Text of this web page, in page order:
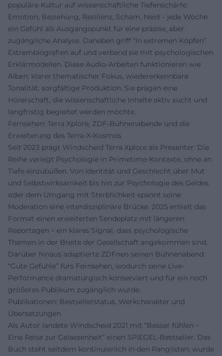
populäre Kultur auf wissenschaftliche Tiefenschärfe:
Emotion, Beziehung, Resilienz, Scham, Neid – jede Woche
ein Gefühl als Ausgangspunkt für eine präzise, aber
zugängliche Analyse. Daneben griff “In extremen Köpfen”
Extrembiografien auf und verband sie mit psychologischen
Erklärmodellen. Diese Audio-Arbeiten funktionieren wie
Alben: klarer thematischer Fokus, wiedererkennbare
Tonalität, sorgfältige Produktion. Sie prägen eine
Hörerschaft, die wissenschaftliche Inhalte aktiv sucht und
langfristig begleitet werden möchte.
Fernsehen: Terra Xplore, ZDF-Bühnenabende und die
Erweiterung des Terra-X-Kosmos
Seit 2023 prägt Windscheid Terra Xplore als Presenter: Die
Reihe verlegt Psychologie in Primetime-Kontexte, ohne an
Tiefe einzubüßen. Von Identität und Geschlecht über Mut
und Selbstwirksamkeit bis hin zur Psychologie des Geldes
oder dem Umgang mit Sterblichkeit spannt seine
Moderation eine interdisziplinäre Brücke. 2025 erhielt das
Format einen erweiterten Sendeplatz mit längeren
Reportagen – ein klares Signal, dass psychologische
Themen in der Breite der Gesellschaft angekommen sind.
Darüber hinaus adaptierte ZDFneo seinen Bühnenabend
“Gute Gefühle” fürs Fernsehen, wodurch seine Live-
Performance dramaturgisch konserviert und für ein noch
größeres Publikum zugänglich wurde.
Publikationen: Bestsellerstatus, Werkcharakter und
Übersetzungen
Als Autor landete Windscheid 2021 mit “Besser fühlen –
Eine Reise zur Gelassenheit” einen SPIEGEL-Bestseller. Das
Buch steht seitdem kontinuierlich in den Ranglisten, wurde